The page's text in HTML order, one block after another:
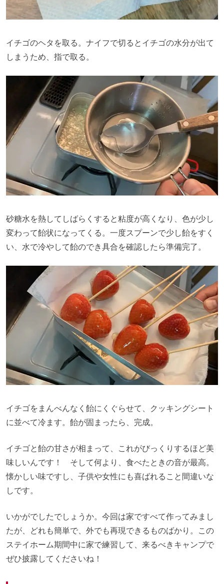
イチゴのヘタを取る。ナイフで切るとイチゴの水分が出て
しまうため、指で取る。
砂糖水を熱してしばらくすると粘度が高くなり、色が少し
変わって飴状になってくる。一度スプーンで少し飴をすく
い、水で冷やして飴のでき具合を確認したら準備完了。
イチゴをまんべんなく飴にくぐらせて、クッキングシート
に並べて冷ます。飴が固まったら、完成。
イチゴと飴の甘さが相まって、これがびっくりするほど美
味しいんです！ そして何より、食べたときの音が最高。
懐かしい味ですし、子供や女性にも喜ばれること間違いな
しです。
いかがでしたでしょうか。今回は家ですべて作ってみまし
たが、どれも簡単で、外でも再現できるものばかり。この
ステイホーム期間中に家で練習して、来るべきキャンプで
ぜひ披露してくださいね！